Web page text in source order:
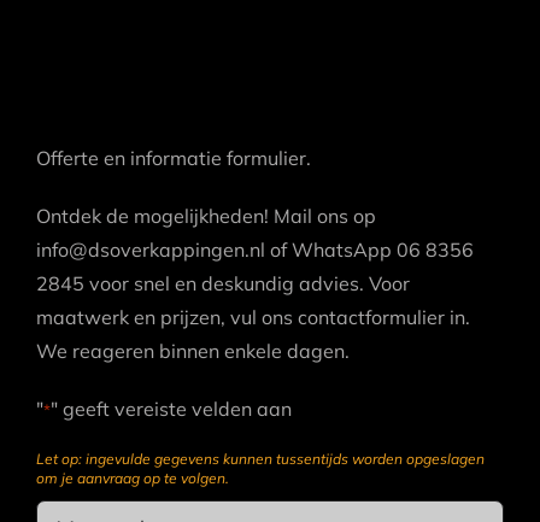
Offerte en informatie formulier.
Ontdek de mogelijkheden! Mail ons op
info@dsoverkappingen.nl of WhatsApp 06 8356
2845 voor snel en deskundig advies. Voor
maatwerk en prijzen, vul ons contactformulier in.
We reageren binnen enkele dagen.
"*" geeft vereiste velden aan
Let op: ingevulde gegevens kunnen tussentijds worden opgeslagen
om je aanvraag op te volgen.
Name